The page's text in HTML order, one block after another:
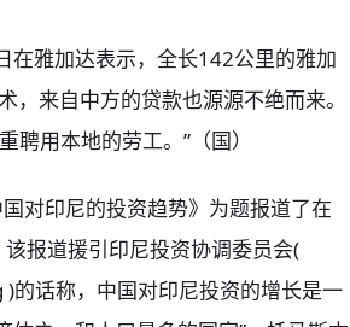
雅加达表示，全长142公里的雅加
来自中方的贷款也源源不绝而来。
用本地的劳工。”（国）
对印尼的投资趋势》为题报道了在
报道援引印尼投资协调委员会(
的话称，中国对印尼投资的增长是一